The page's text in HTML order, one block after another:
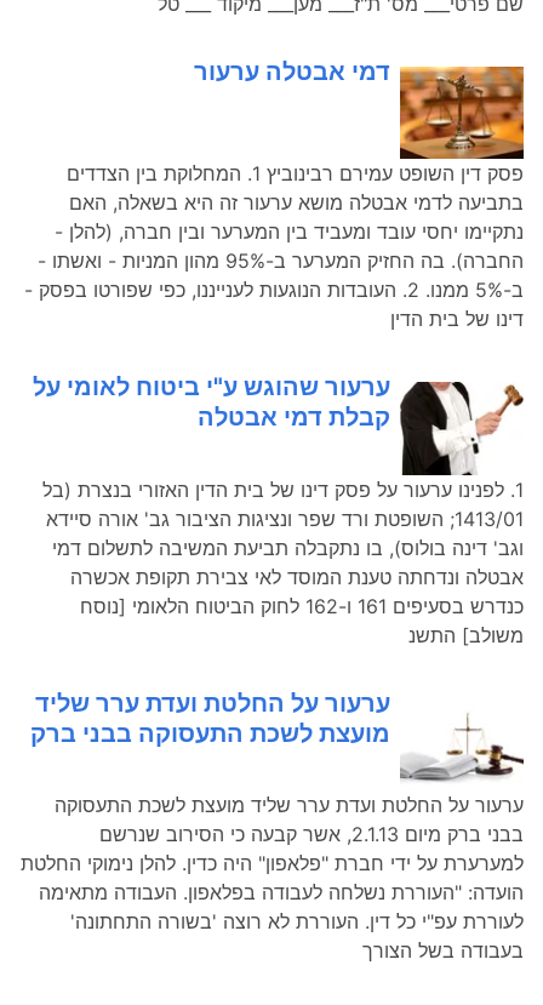
דמי אבטלה ערעור
פסק דין השופט עמירם רבינוביץ 1. המחלוקת בין הצדדים
בתביעה לדמי אבטלה מושא ערעור זה היא בשאלה, האם
נתקיימו יחסי עובד ומעביד בין המערער ובין חברה, (להלן -
החברה). בה החזיק המערער ב-95% מהון המניות - ואשתו -
ב-5% ממנו. 2. העובדות הנוגעות לענייננו, כפי שפורטו בפסק -
דינו של בית הדין
ערעור שהוגש ע"י ביטוח לאומי על
קבלת דמי אבטלה
1. לפנינו ערעור על פסק דינו של בית הדין האזורי בנצרת (בל
1413/01; השופטת ורד שפר ונציגות הציבור גב' אורה סיידא
וגב' דינה בולוס), בו נתקבלה תביעת המשיבה לתשלום דמי
אבטלה ונדחתה טענת המוסד לאי צבירת תקופת אכשרה
כנדרש בסעיפים 161 ו-162 לחוק הביטוח הלאומי [נוסח
משולב] התשנ
ערעור על החלטת ועדת ערר שליד
מועצת לשכת התעסוקה בבני ברק
ערעור על החלטת ועדת ערר שליד מועצת לשכת התעסוקה
בבני ברק מיום 2.1.13, אשר קבעה כי הסירוב שנרשם
למערערת על ידי חברת "פלאפון" היה כדין. להלן נימוקי החלטת
הועדה: "העוררת נשלחה לעבודה בפלאפון. העבודה מתאימה
לעוררת עפ"י כל דין. העוררת לא רוצה 'בשורה התחתונה'
בעבודה בשל הצורך